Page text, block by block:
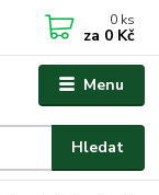
Menu
Hledat
0 ks
za 0 Kč